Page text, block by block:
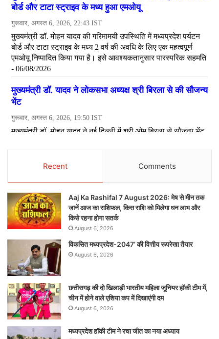
Recent Comments
Aaj Ka Rashifal 7 August 2026: मेष से मीन तक
जानें आज का राशिफल, किस राशि को मिलेगा धन लाभ और
किसे रहना होगा सतर्क
August 6, 2026
विकसित मध्यप्रदेश-2047’ की वित्तीय रूपरेखा तैयार
August 6, 2026
छत्तीसगढ़ की दो खिलाड़ी भारतीय महिला जूनियर हॉकी टीम में,
चीन में होने वाले एशिया कप में दिखाएंगी दम
August 6, 2026
मध्यप्रदेश हॉकी टीम ने रचा जीत का नया अध्याय